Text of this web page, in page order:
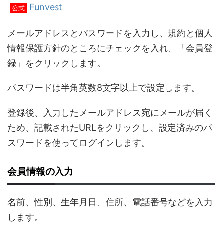
公式 Funvest
メールアドレスとパスワードを入力し、規約と個人
情報保護方針のところにチェックを入れ、「会員登
録」をクリックします。
パスワードは半角英数8文字以上で設定します。
登録後、入力したメールアドレス宛にメールが届く
ため、記載されたURLをクリックし、設定済みのパ
スワードを使ってログインします。
会員情報の入力
名前、性別、生年月日、住所、電話番号などを入力
します。